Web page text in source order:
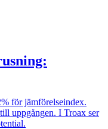
för jämförelseindex.
uppgången. I Troax ser